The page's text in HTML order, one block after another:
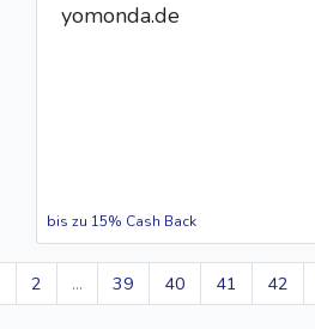
yomonda.de
bis zu 15% Cash Back
2 ... 39 40 41 42